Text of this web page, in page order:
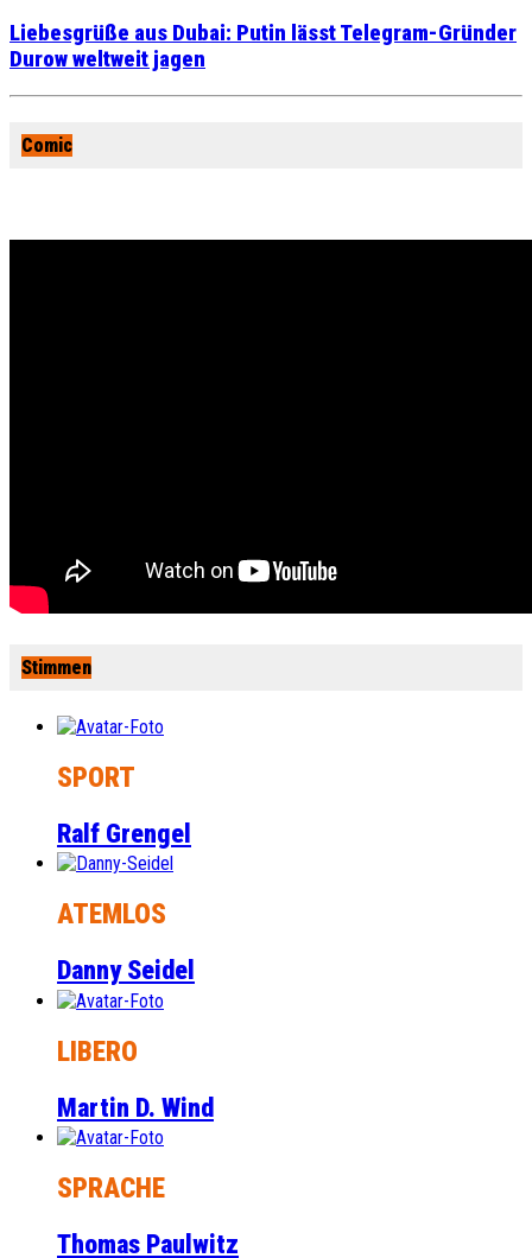
Liebesgrüße aus Dubai: Putin lässt Telegram-Gründer
Durow weltweit jagen
Comic
Stimmen
SPORT
Ralf Grengel
ATEMLOS
Danny Seidel
LIBERO
Martin D. Wind
SPRACHE
Thomas Paulwitz